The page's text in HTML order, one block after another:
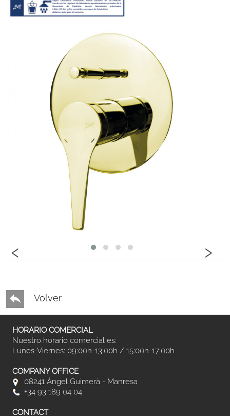
‹ ›
Volver
HORARIO COMERCIAL
Nuestro horario comercial es:
Lunes-Viernes: 09:00h-13:00h / 15:00h-17:00h
COMPANY OFFICE
08241 Àngel Guimerà - Manresa
+34 93 189 04 04
CONTACT